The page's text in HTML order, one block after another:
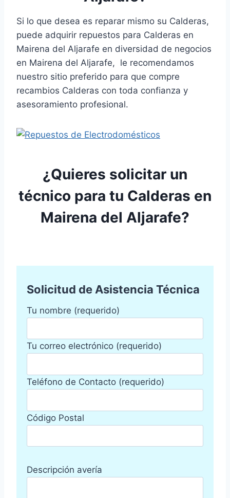
Si lo que desea es reparar mismo su Calderas,
puede adquirir repuestos para Calderas en
Mairena del Aljarafe en diversidad de negocios
en Mairena del Aljarafe, le recomendamos
nuestro sitio preferido para que compre
recambios Calderas con toda confianza y
asesoramiento profesional.
¿Quieres solicitar un
técnico para tu Calderas en
Mairena del Aljarafe?
Solicitud de Asistencia Técnica
Tu nombre (requerido)
Tu correo electrónico (requerido)
Teléfono de Contacto (requerido)
Código Postal
Descripción avería